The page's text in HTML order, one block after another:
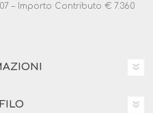
– Importo Contributo € 7.360